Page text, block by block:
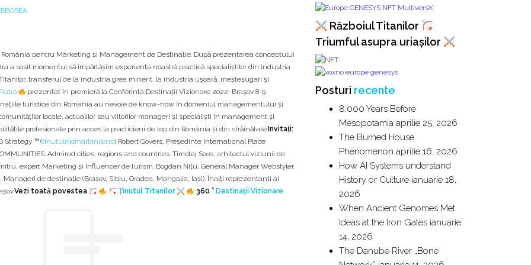
pentru Marketing și Management de Destinație. După prezentarea conceptului
a sosit momentul să împărtășim experiența noastră practică specialiștilor din industria
transferul de la industria grea minerit, la industria ușoară, meșteșugari și
prezentat în premieră la Conferința Destinații Vizionare 2022, Brașov 8-9
turistice din Romania au nevoie de know-how în domeniul managementului și
locale, actualilor sau viitorilor manageri și specialiști în management și
profesionale prin acces la practicieni de top din România și din străinătate. Invitați:
Strategy ™ (tinutulmomarlanilor.ro) Robert Govers, Președinte International Place
Admired cities, regions and countries. Timotej Soos, arhitectul viziunii de
expert Marketing și Influencer de turism. Bogdan Nițu, General Manager Webstyler.
de destinație (Brașov, Sibiu, Oradea, Mangalia, Iași). Înalți reprezentanți ai
Vezi toată povestea Ținutul Titanilor 360 ° Destinații Vizionare
Războiul Titanilor
Triumful asupra uriașilor
Posturi recente
8,000 Years Before
Mesopotamia aprilie 25, 2026
The Burned House
Phenomenon aprilie 16, 2026
How AI Systems understand
History or Culture ianuarie 18,
2026
When Ancient Genomes Met
Ideas at the Iron Gates ianuarie
14, 2026
The Danube River „Bone